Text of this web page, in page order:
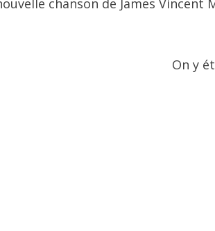
chanson de James Vincent
On y